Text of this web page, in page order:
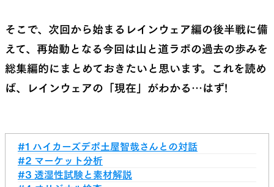
そこで、次回から始まるレインウェア編の後半戦に備
えて、再始動となる今回は山と道ラボの過去の歩みを
総集編的にまとめておきたいと思います。これを読め
ば、レインウェアの「現在」がわかる…はず!
#1 ハイカーズデポ土屋智哉さんとの対話
#2 マーケット分析
#3 透湿性試験と素材解説